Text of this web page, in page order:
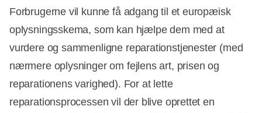
Forbrugerne vil kunne få adgang til et europæisk
oplysningsskema, som kan hjælpe dem med at
vurdere og sammenligne reparationstjenester (med
nærmere oplysninger om fejlens art, prisen og
reparationens varighed). For at lette
reparationsprocessen vil der blive oprettet en